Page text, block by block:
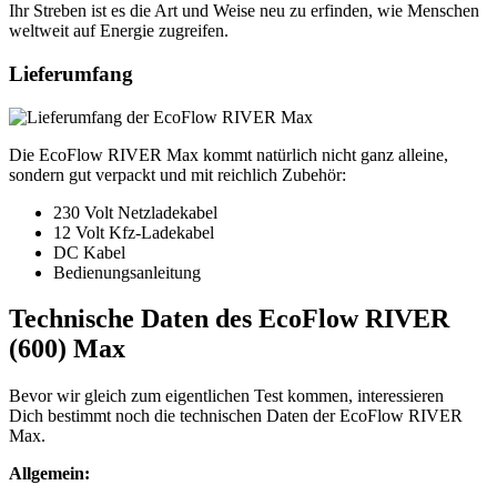
Ihr Streben ist es die Art und Weise neu zu erfinden, wie Menschen
weltweit auf Energie zugreifen.
Lieferumfang
Die EcoFlow RIVER Max kommt natürlich nicht ganz alleine,
sondern gut verpackt und mit reichlich Zubehör:
230 Volt Netzladekabel
12 Volt Kfz-Ladekabel
DC Kabel
Bedienungsanleitung
Technische Daten des EcoFlow RIVER
(600) Max
Bevor wir gleich zum eigentlichen Test kommen, interessieren
Dich bestimmt noch die technischen Daten der EcoFlow RIVER
Max.
Allgemein: